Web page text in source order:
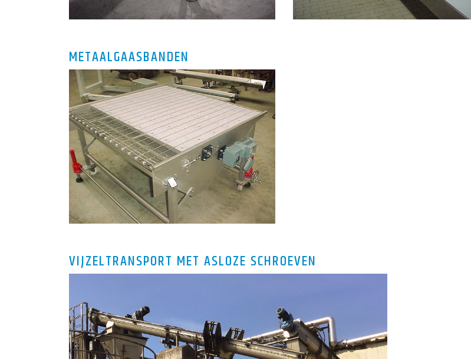
METAALGAASBANDEN
VIJZELTRANSPORT MET ASLOZE SCHROEVEN